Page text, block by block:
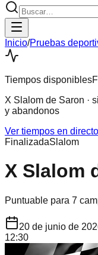
Inicio/Pruebas
Tiempos disponibles
X Slalom de Saron ·
y abandonos
Ver tiempos en
FinalizadaSlalom
X Slalom
Puntuable para 7
20 de junio de
12:30